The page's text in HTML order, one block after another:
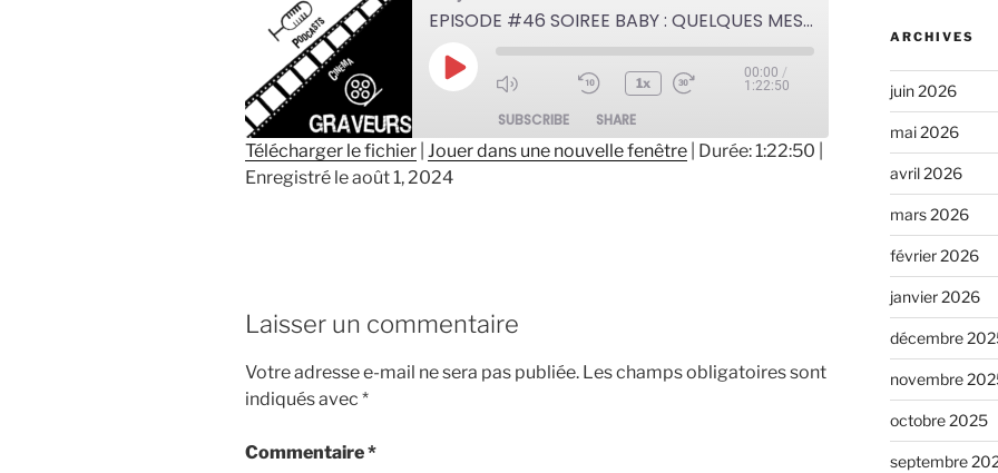
EPISODE #46 SOIREE BABY : QUELQUES MESSIEURS TROP TRANQUILLES
Play
1x
00:00 /
1:22:50
SUBSCRIBE SHARE
SHARE
Télécharger le fichier Jouer dans une nouvelle fenêtre Durée: 1:22:50
Enregistré le août 1, 2024
Laisser un commentaire
Votre adresse e-mail ne sera pas publiée. Les champs obligatoires sont
indiqués avec *
Commentaire*
ARCHIVES
juin 2026
mai 2026
avril 2026
mars 2026
février 2026
janvier 2026
décembre
novembre
octobre 2025
septembre